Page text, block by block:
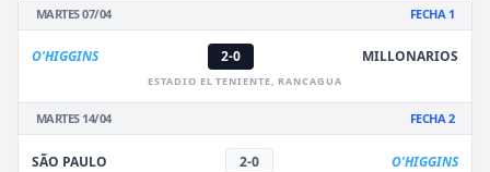
MARTES 07/04 FECHA 1
O'HIGGINS 2-0 MILLONARIOS
ESTADIO EL TENIENTE, RANCAGUA
MARTES 14/04 FECHA 2
SÃO PAULO 2-0 O'HIGGINS